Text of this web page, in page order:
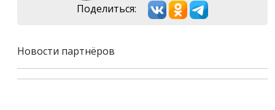
Поделиться:
Новости партнёров